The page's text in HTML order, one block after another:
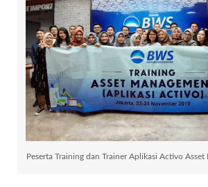
Peserta Training dan Trainer Aplikasi Activo